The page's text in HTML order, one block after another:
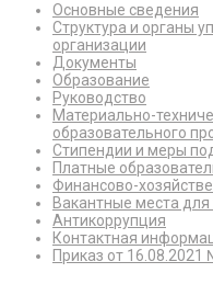
Основные сведения
Структура и органы
организации
Документы
Образование
Руководство
Материально-
образовательного
Стипендии и меры
Платные
Финансово-
Вакантные места
Антикоррупция
Контактная
Приказ от 16.08.2021